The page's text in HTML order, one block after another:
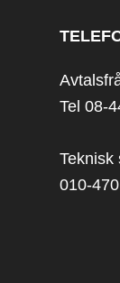
Tel 08-
Teknisk
010-